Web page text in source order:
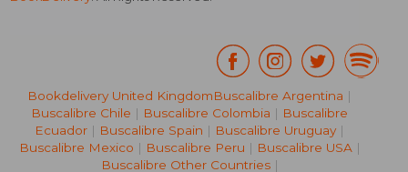
Bookdelivery United KingdomBuscalibre Argentina |
Buscalibre Chile | Buscalibre Colombia | Buscalibre
Ecuador | Buscalibre Spain | Buscalibre Uruguay |
Buscalibre Mexico | Buscalibre Peru | Buscalibre USA |
Buscalibre Other Countries|